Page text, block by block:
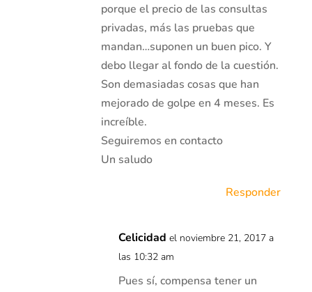
porque el precio de las consultas
privadas, más las pruebas que
mandan…suponen un buen pico. Y
debo llegar al fondo de la cuestión.
Son demasiadas cosas que han
mejorado de golpe en 4 meses. Es
increíble.
Seguiremos en contacto
Un saludo
Responder
Celicidad el noviembre 21, 2017 a
las 10:32 am
Pues sí, compensa tener un